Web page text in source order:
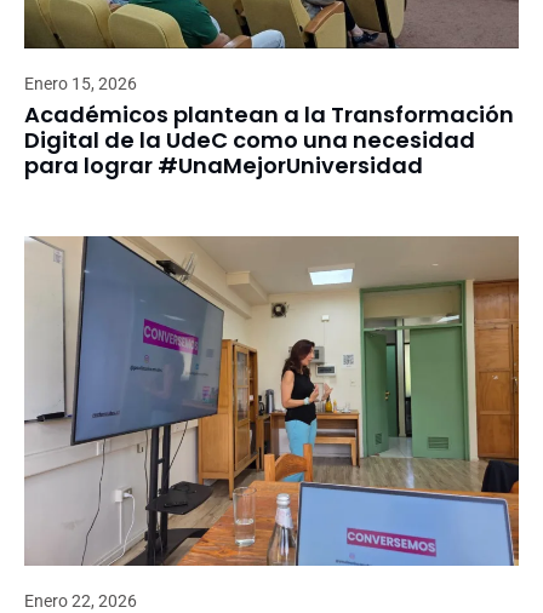
Enero 15, 2026
Académicos plantean a la Transformación
Digital de la UdeC como una necesidad
para lograr #UnaMejorUniversidad
Enero 22, 2026